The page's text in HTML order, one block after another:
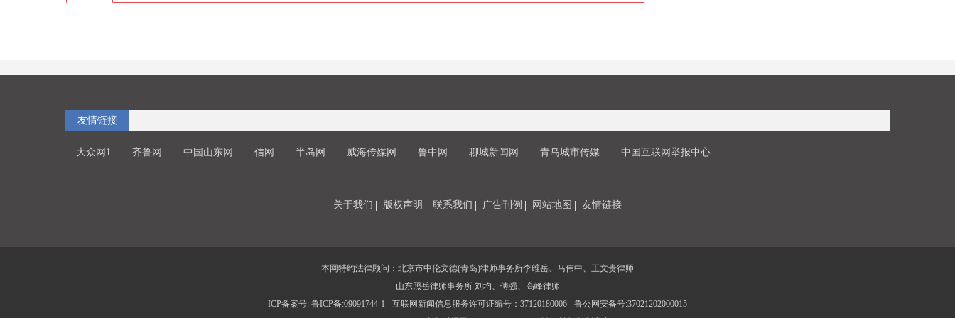
友情链接
大众网1 齐鲁网 中国山东网 信网 半岛网 威海传媒网 鲁中网 聊城新闻网 青岛城市传媒 中国互联网举报中心
关于我们 版权声明 联系我们 广告刊例 网站地图 友情链接
本网特约法律顾问：北京市中伦文德(青岛)律师事务所李维岳、马伟中、王文贵律师
山东照岳律师事务所 刘均、傅强、高峰律师
ICP备案号: 鲁ICP备:09091744-1
互联网新闻信息服务许可证编号：37120180006
鲁公网安备号:37021202000015